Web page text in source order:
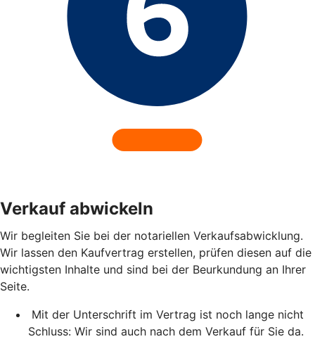
Verkauf abwickeln
Wir begleiten Sie bei der notariellen Verkaufsabwicklung.
Wir lassen den Kaufvertrag erstellen, prüfen diesen auf die
wichtigsten Inhalte und sind bei der Beurkundung an Ihrer
Seite.
Mit der Unterschrift im Vertrag ist noch lange nicht
Schluss: Wir sind auch nach dem Verkauf für Sie da.